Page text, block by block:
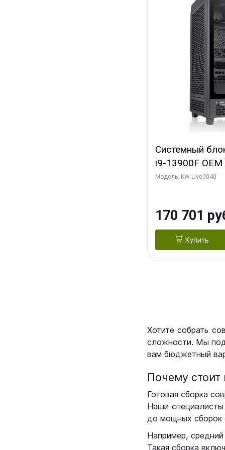
Системный
i9-13900F OEM
7, Efficient-co/
3xDP HD/ 960
Модель: KW-Live0040
170 701
Купить
Хотите собрать
сложности. Мы
вам бюджетный
Почему стоит
Готовая сборка
Наши
до мощных сборок
Например,
Такая сборка